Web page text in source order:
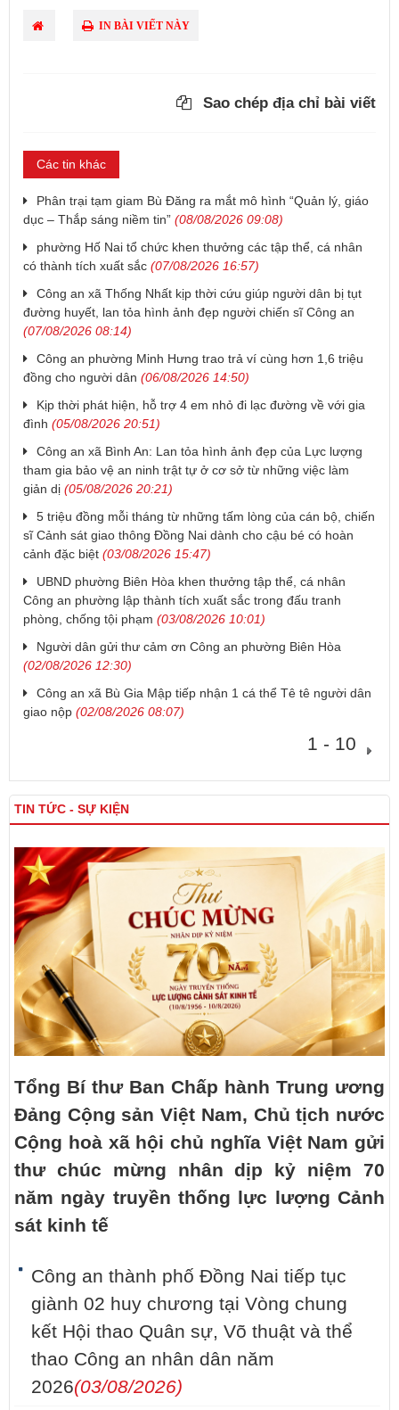
IN BÀI VIẾT NÀY
Sao chép địa chỉ bài viết
Các tin khác
Phân trại tạm giam Bù Đăng ra mắt mô hình “Quản lý, giáo
dục – Thắp sáng niềm tin” (08/08/2026 09:08)
phường Hố Nai tổ chức khen thưởng các tập thể, cá nhân
có thành tích xuất sắc (07/08/2026 16:57)
Công an xã Thống Nhất kịp thời cứu giúp người dân bị tụt
đường huyết, lan tỏa hình ảnh đẹp người chiến sĩ Công an
(07/08/2026 08:14)
Công an phường Minh Hưng trao trả ví cùng hơn 1,6 triệu
đồng cho người dân (06/08/2026 14:50)
Kịp thời phát hiện, hỗ trợ 4 em nhỏ đi lạc đường về với gia
đình (05/08/2026 20:51)
Công an xã Bình An: Lan tỏa hình ảnh đẹp của Lực lượng
tham gia bảo vệ an ninh trật tự ở cơ sở từ những việc làm
giản dị (05/08/2026 20:21)
5 triệu đồng mỗi tháng từ những tấm lòng của cán bộ, chiến
sĩ Cảnh sát giao thông Đồng Nai dành cho cậu bé có hoàn
cảnh đặc biệt (03/08/2026 15:47)
UBND phường Biên Hòa khen thưởng tập thể, cá nhân
Công an phường lập thành tích xuất sắc trong đấu tranh
phòng, chống tội phạm (03/08/2026 10:01)
Người dân gửi thư cảm ơn Công an phường Biên Hòa
(02/08/2026 12:30)
Công an xã Bù Gia Mập tiếp nhận 1 cá thể Tê tê người dân
giao nộp (02/08/2026 08:07)
1 - 10
TIN TỨC - SỰ KIỆN
Tổng Bí thư Ban Chấp hành Trung ương
Đảng Cộng sản Việt Nam, Chủ tịch nước
Cộng hoà xã hội chủ nghĩa Việt Nam gửi
thư chúc mừng nhân dịp kỷ niệm 70
năm ngày truyền thống lực lượng Cảnh
sát kinh tế
Công an thành phố Đồng Nai tiếp tục
giành 02 huy chương tại Vòng chung
kết Hội thao Quân sự, Võ thuật và thể
thao Công an nhân dân năm
2026(03/08/2026)